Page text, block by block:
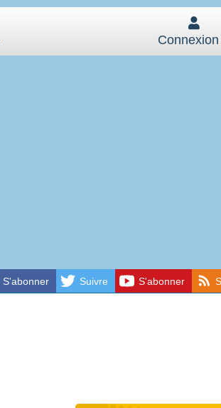
Connexion
S'abonner Suivre S'abonner